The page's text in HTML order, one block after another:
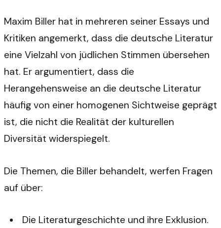
Maxim Biller hat in mehreren seiner Essays und
Kritiken angemerkt, dass die deutsche Literatur
eine Vielzahl von jüdlichen Stimmen übersehen
hat. Er argumentiert, dass die
Herangehensweise an die deutsche Literatur
häufig von einer homogenen Sichtweise geprägt
ist, die nicht die Realität der kulturellen
Diversität widerspiegelt.
Die Themen, die Biller behandelt, werfen Fragen
auf über:
Die Literaturgeschichte und ihre Exklusion.